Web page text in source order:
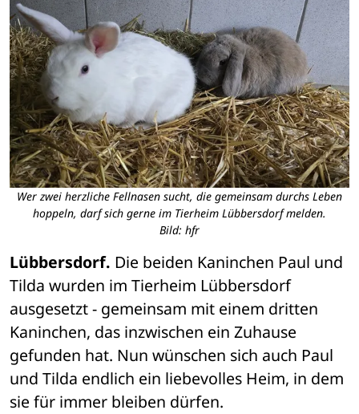
Wer zwei herzliche Fellnasen sucht, die gemeinsam durchs Leben
hoppeln, darf sich gerne im Tierheim Lübbersdorf melden.
Bild: hfr
Lübbersdorf. Die beiden Kaninchen Paul und
Tilda wurden im Tierheim Lübbersdorf
ausgesetzt - gemeinsam mit einem dritten
Kaninchen, das inzwischen ein Zuhause
gefunden hat. Nun wünschen sich auch Paul
und Tilda endlich ein liebevolles Heim, in dem
sie für immer bleiben dürfen.